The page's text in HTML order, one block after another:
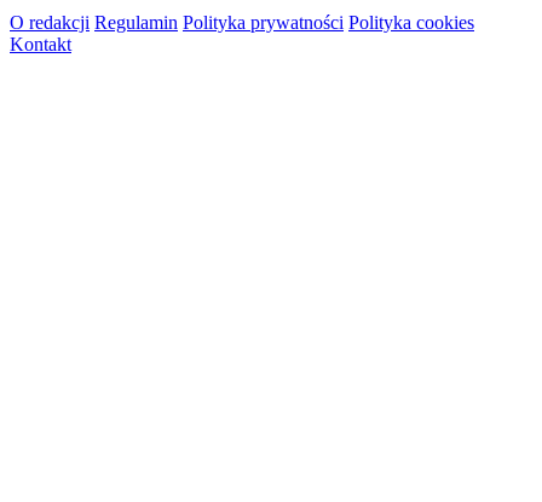
O redakcji Regulamin Polityka prywatności Polityka cookies
Kontakt